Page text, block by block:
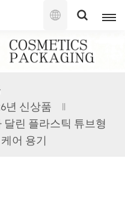
의
년 신상품
달린 플라스틱 튜브형
어 용기